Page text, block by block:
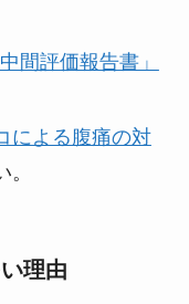
間評価報告書」
による腹痛の対
理由